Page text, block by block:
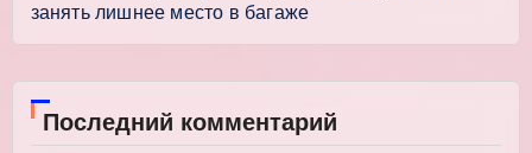
занять лишнее место в багаже
Последний комментарий